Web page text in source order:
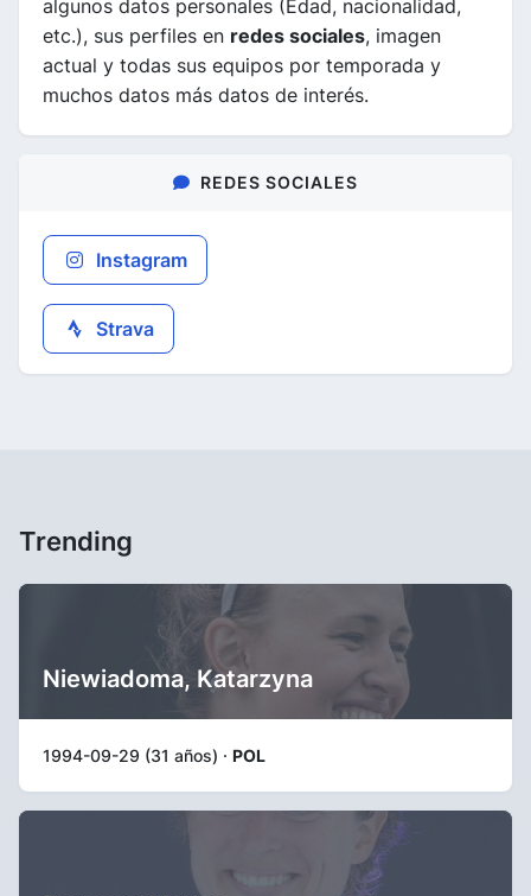
algunos datos personales (Edad, nacionalidad,
etc.), sus perfiles en redes sociales, imagen
actual y todas sus equipos por temporada y
muchos datos más datos de interés.
REDES SOCIALES
Instagram
Strava
Trending
Niewiadoma, Katarzyna
1994-09-29 (31 años) · POL